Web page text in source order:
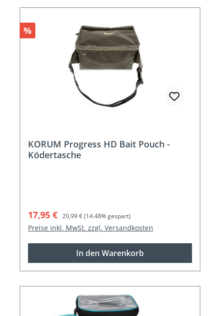
Rabatt
%
KORUM Progress HD Bait Pouch -
Ködertasche
Verkaufspreis:
17,95 € Regulärer Preis:
20,99 €(14.48% gespart)
Preise inkl. MwSt. zzgl. Versandkosten
In den Warenkorb